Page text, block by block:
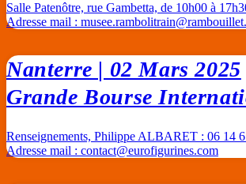
Salle Patenôtre, rue Gambetta, de 10h00 à
Adresse mail :
Nanterre | 02 Mars 2025
Grande Bourse
Renseignements, Philippe ALBARET : 06 14
Adresse mail : contact@eurofigurines.com